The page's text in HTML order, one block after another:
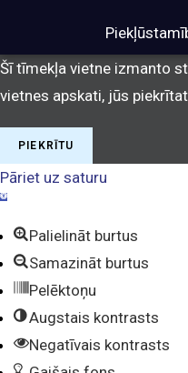
Šī tīmekļa vietne izmanto statistikas sīkdatnes. Turpinot
vietnes apskati, jūs
PIEKRĪTU
Pāriet uz saturu
O
n
r
Palielināt burtus
Samazināt burtus
Pelēktoņu
Augstais kontrasts
Negatīvais kontrasts